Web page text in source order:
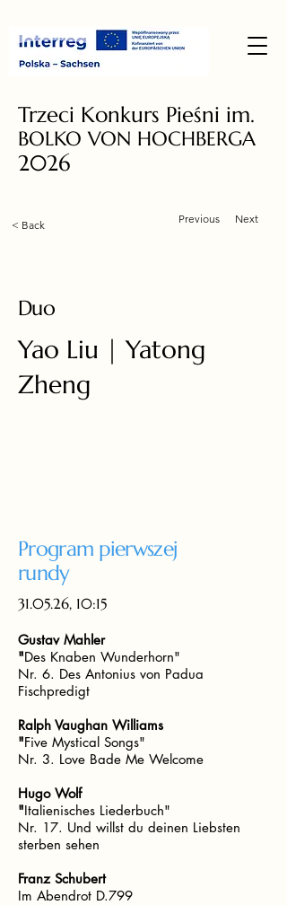
Trzeci Konkurs Pieśni im.
BOLKO VON HOCHBERGA
2026
< Back Previous Next
Duo
Yao Liu | Yatong
Zheng
Program pierwszej
rundy
Gustav Mahler
"Des Knaben Wunderhorn"
Nr. 6. Des Antonius von Padua
Fischpredigt
Ralph Vaughan Williams
"Five Mystical Songs"
Nr. 3. Love Bade Me Welcome
Hugo Wolf
"Italienisches Liederbuch"
Nr. 17. Und willst du deinen Liebsten
sterben sehen
Franz Schubert
Im Abendrot D.799
31.05.26, 10:15